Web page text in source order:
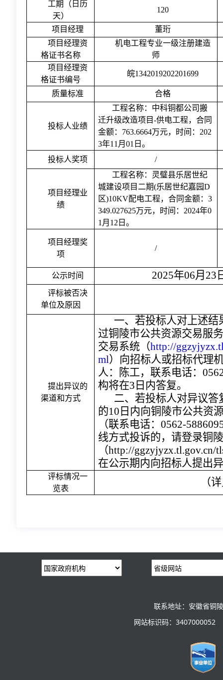
工期（日历
天）
120
项目经理
董珩
项目经理资
格证书名称
机电工程专业一级注册建造
师
项目经理资
格证书编号
皖1342019202201699
质量标准 合格
投标人业绩
工程名称：中科铜都公司搬
迁升级改造项目-供电工程，合同
金额：763.6664万元，时间：202
3年11月01日。
投标人奖项
/
项目经理业
绩
工程名称：灵璧县乐居世纪
城建设项目二期(乐居世纪嘉园D
区)10KV配电工程，合同金额：3
349.027625万元，时间：2024年0
1月12日。
项目经理奖
项
/
公示时间 2025年06月 23
评标被否决
单位及原因
提出异议的
渠道和方式
一、若投标人对上述
过铜陵市公共资源交易服
交易系统（http://
ml）向招标人或招标代理
人：
陈工，联系电话：
构将在3日内答复。
二、若投标人对异议
的10日内向铜陵市公共资
（联系电话：0562-
线方式投诉的，请登录铜
（http://
在公示期内向招标人提出
评标情况一
览表
（
联系地址：安徽省铜
网站标识码：3407000052